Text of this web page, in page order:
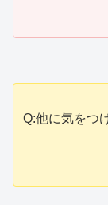
Q:他に気をつ